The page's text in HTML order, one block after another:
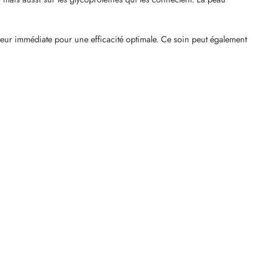
immédiate pour une efficacité optimale. Ce soin peut également